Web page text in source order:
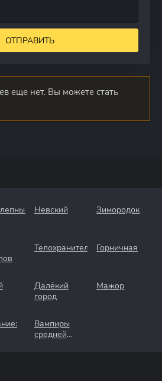
ОТПРАВИТЬ
еще нет. Вы можете стать
Невский Зимородок
Телохранители Горничная
Далёкий
город
Мажор
Вампиры
средней